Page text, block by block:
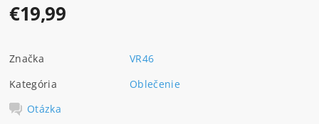
€19,99
Značka
VR46
Kategória
Oblečenie
Otázka